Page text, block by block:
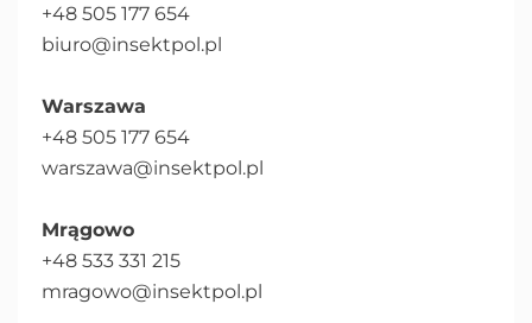
+48 505 177 654
biuro@insektpol.pl
Warszawa
+48 505 177 654
warszawa@insektpol.pl
Mrągowo
+48 533 331 215
mragowo@insektpol.pl